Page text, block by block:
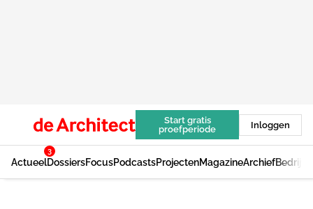
Start gratis
proefperiode
Inloggen
Actueel
3
DossiersFocusPodcastsProjectenMagazineArchief